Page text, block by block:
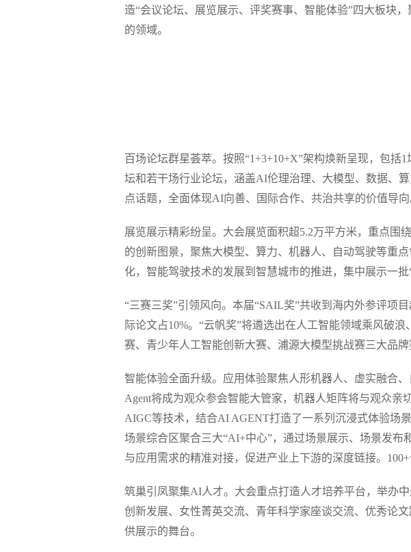
造“会议论坛、展览展示、评奖赛事、智能体验”四大板块
的领域。
百场论坛群星荟萃。按照“1+3+10+X”架构焕新呈现，包
坛和若干场行业论坛，涵盖AI伦理治理、大模型、数据、
点话题，全面体现AI向善、国际合作、共治共享的价值导
展览展示精彩纷呈。大会展览面积超5.2万平方米，重点围
的创新图景，聚焦大模型、算力、机器人、自动驾驶等重
化，智能驾驶技术的发展到智慧城市的推进，集中展示一
“三赛三奖”引领风向。本届“SAIL奖”共收到海内外参评项
际论文占10%。“云帆奖”将遴选出在人工智能领域乘风破
赛、青少年人工智能创新大赛、浦源大模型挑战赛三大品
智能体验全面升级。应用体验聚焦人形机器人、虚实融合
Agent将成为观众参会智能大管家，机器人矩阵将与观众
AIGC等技术，结合AI AGENT打造了一系列沉浸式体验场
场景综合区聚合三大“AI+中心”，通过场景展示、场景发
与应用需求的精准对接，促进产业上下游的深度链接。
筑巢引凤聚集AI人才。大会重点打造人才培养平台，举办
创新发展、女性菁英交流、青年科学家座谈交流、优秀论
供展示的舞台。